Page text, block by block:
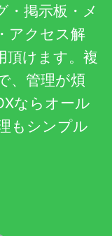
・掲示板・メ
アクセス解
頂けます。複
、管理が煩
ならオール
もシンプル